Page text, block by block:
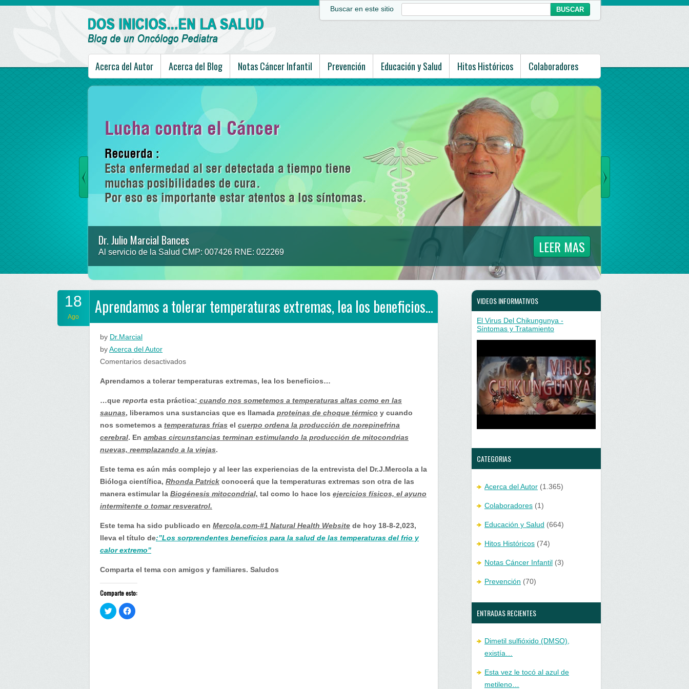
Buscar en este sitio
Acerca del Autor Acerca del Blog Notas Cáncer Infantil Prevención Educación y Salud Hitos Históricos Colaboradores
LEER MAS
Dr. Julio Marcial Bances
Al servicio de la Salud CMP: 007426 RNE: 022269
18
Ago Aprendamos a tolerar temperaturas extremas, lea los beneficios…
by Dr.Marcial
byAcerca del Autor
Comentarios desactivadosen
a
tolerar
temperaturas
extremas,
lea
los
Aprendamos a tolerar temperaturas extremas, lea los beneficios…
…que reporta esta práctica: cuando nos sometemos a temperaturas altas como en las
saunas, liberamos una sustancias que es llamada proteínas de choque térmico y cuando
nos sometemos a temperaturas frías el cuerpo ordena la producción de norepinefrina
cerebral. En ambas circunstancias terminan estimulando la producción de mitocondrias
nuevas, reemplazando a la viejas.
Este tema es aún más complejo y al leer las experiencias de la entrevista del Dr.J.Mercola a la
Bióloga científica, Rhonda Patrick conocerá que la temperaturas extremas son otra de las
manera estimular la Biogénesis mitocondrial, tal como lo hace los ejercicios físicos, el ayuno
intermitente o tomar resveratrol.
Este tema ha sido publicado en Mercola.com-#1 Natural Health Website de hoy 18-8-2,023,
lleva el título de:”Los sorprendentes beneficios para la salud de las temperaturas del frio y
calor extremo”
Comparta el tema con amigos y familiares. Saludos
Comparte esto:
H
a
H
a
VIDEOS INFORMATIVOS
El Virus Del Chikungunya -
Síntomas y Tratamiento
CATEGORIAS
Acerca del Autor (1.365)
Colaboradores (1)
Educación y Salud (664)
Hitos Históricos (74)
Notas Cáncer Infantil (3)
Prevención (70)
ENTRADAS RECIENTES
Dimetil sulfióxido (DMSO),
existía…
Esta vez le tocó al azul de
metileno…